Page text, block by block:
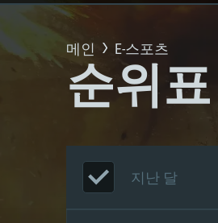
메인 E-스포츠
순위표
지난 달